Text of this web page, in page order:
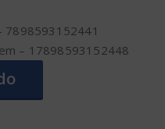
7898593152441
– 17898593152448